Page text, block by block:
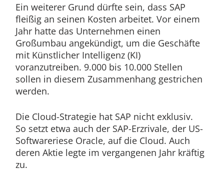
Ein weiterer Grund dürfte sein, dass SAP
fleißig an seinen Kosten arbeitet. Vor einem
Jahr hatte das Unternehmen einen
Großumbau angekündigt, um die Geschäfte
mit Künstlicher Intelligenz (KI)
voranzutreiben. 9.000 bis 10.000 Stellen
sollen in diesem Zusammenhang gestrichen
werden.
Die Cloud-Strategie hat SAP nicht exklusiv.
So setzt etwa auch der SAP-Erzrivale, der US-
Softwareriese Oracle, auf die Cloud. Auch
deren Aktie legte im vergangenen Jahr kräftig
zu.